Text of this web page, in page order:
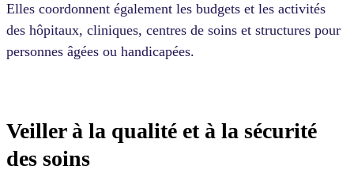
Elles coordonnent également les budgets et les activités
des hôpitaux, cliniques, centres de soins et structures pour
personnes âgées ou handicapées.
Veiller à la qualité et à la sécurité
des soins